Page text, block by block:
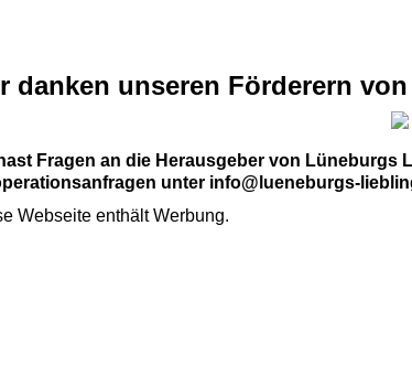
danken unseren Förderern von
Fragen an die Herausgeber von
unter info@lueneburgs-
Webseite enthält Werbung.